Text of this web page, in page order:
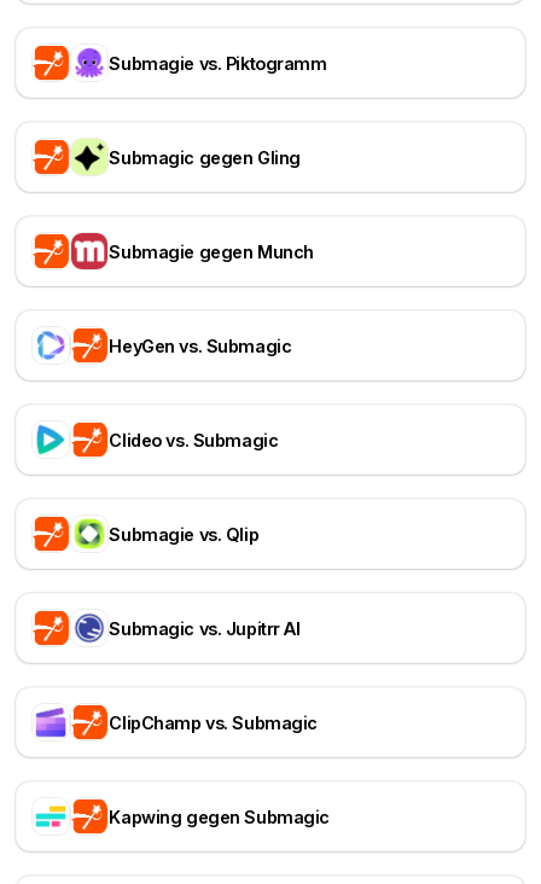
Submagie vs. Piktogramm
Submagic gegen Gling
Submagie gegen Munch
HeyGen vs. Submagic
Clideo vs. Submagic
Submagie vs. Qlip
Submagic vs. Jupitrr AI
ClipChamp vs. Submagic
Kapwing gegen Submagic